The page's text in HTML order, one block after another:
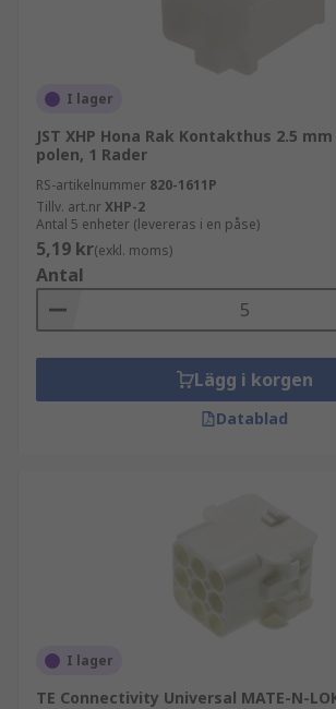
I lager
JST XHP Hona Rak Kontakthus 2.5
polen, 1 Rader
RS-artikelnummer 820-1611P
Tillv. art.nrXHP-2
Antal 5 enheter (levereras i en påse)
5,19 kr(exkl. moms)
Antal
Lägg i korgen
Datablad
I lager
TE Connectivity Universal MATE-N-